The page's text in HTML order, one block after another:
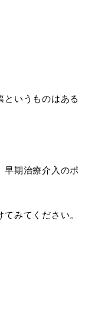
というものはある
早期治療介入のポ
みてください。